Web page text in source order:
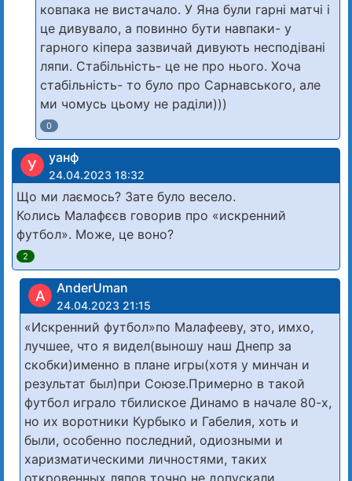
ковпака не вистачало. У Яна були гарні матчі і
це дивувало, а повинно бути навпаки- у
гарного кіпера зазвичай дивують несподівані
ляпи. Стабільність- це не про нього. Хоча
стабільність- то було про Сарнавського, але
ми чомусь цьому не раділи)))
0
У уанф
24.04.2023 18:32
Що ми лаємось? Зате було весело.
Колись Малафєєв говорив про «искренний
футбол». Може, це воно?
2
A AnderUman
24.04.2023 21:15
«Искренний футбол»по Малафееву, это, имхо,
лучшее, что я видел(выношу наш Днепр за
скобки)именно в плане игры(хотя у минчан и
результат был)при Союзе.Примерно в такой
футбол играло тбилиское Динамо в начале 80-х,
но их воротники Курбыко и Габелия, хоть и
были, особенно последний, одиозными и
харизматическими личностями, таких
откровенных ляпов точно не допускали.